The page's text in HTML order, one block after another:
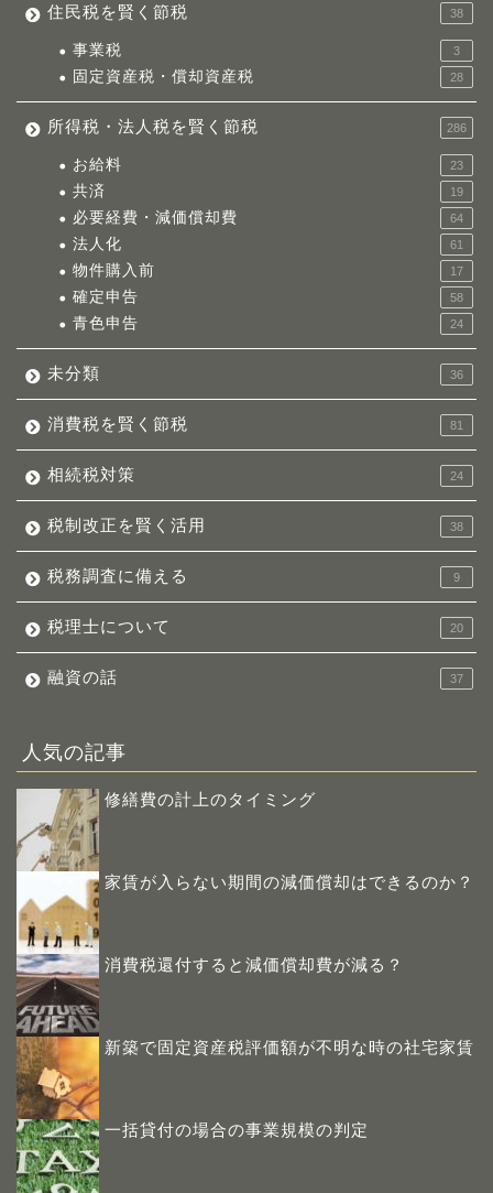
住民税を賢く節税 38
事業税 3
固定資産税・償却資産税 28
所得税・法人税を賢く節税 286
お給料 23
共済 19
必要経費・減価償却費 64
法人化 61
物件購入前 17
確定申告 58
青色申告 24
未分類 36
消費税を賢く節税 81
相続税対策 24
税制改正を賢く活用 38
税務調査に備える 9
税理士について 20
融資の話 37
人気の記事
修繕費の計上のタイミング
家賃が入らない期間の減価償却はできるのか？
消費税還付すると減価償却費が減る？
新築で固定資産税評価額が不明な時の社宅家賃
一括貸付の場合の事業規模の判定